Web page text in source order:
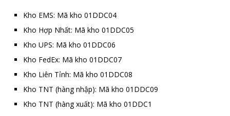
Kho EMS: Mã kho 01DDC04
Kho Hợp Nhất: Mã kho 01DDC05
Kho UPS: Mã kho 01DDC06
Kho FedEx: Mã kho 01DDC07
Kho Liên Tỉnh: Mã kho 01DDC08
Kho TNT (hàng nhập): Mã kho 01DDC09
Kho TNT (hàng xuất): Mã kho 01DDC1